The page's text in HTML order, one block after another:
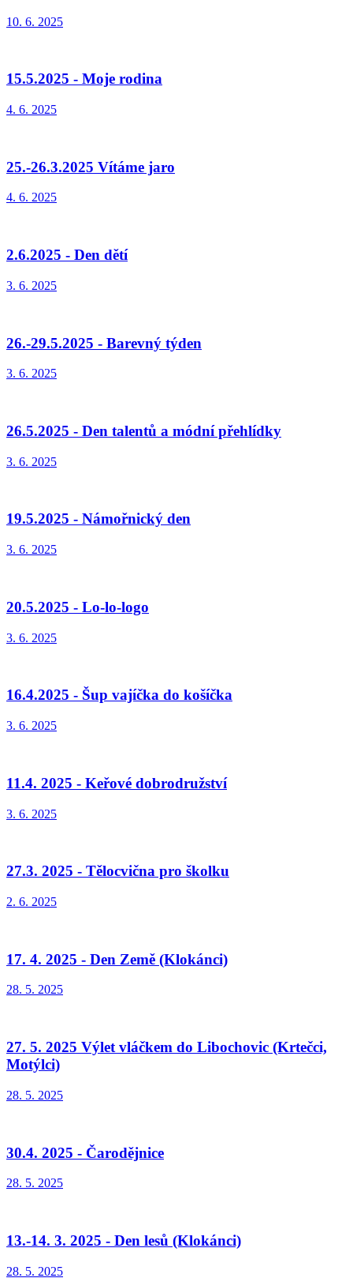
10. 6. 2025
15.5.2025 - Moje rodina
4. 6. 2025
25.-26.3.2025 Vítáme jaro
4. 6. 2025
2.6.2025 - Den dětí
3. 6. 2025
26.-29.5.2025 - Barevný týden
3. 6. 2025
26.5.2025 - Den talentů a módní přehlídky
3. 6. 2025
19.5.2025 - Námořnický den
3. 6. 2025
20.5.2025 - Lo-lo-logo
3. 6. 2025
16.4.2025 - Šup vajíčka do košíčka
3. 6. 2025
11.4. 2025 - Keřové dobrodružství
3. 6. 2025
27.3. 2025 - Tělocvična pro školku
2. 6. 2025
17. 4. 2025 - Den Země (Klokánci)
28. 5. 2025
27. 5. 2025 Výlet vláčkem do Libochovic (Krtečci,
Motýlci)
28. 5. 2025
30.4. 2025 - Čarodějnice
28. 5. 2025
13.-14. 3. 2025 - Den lesů (Klokánci)
28. 5. 2025